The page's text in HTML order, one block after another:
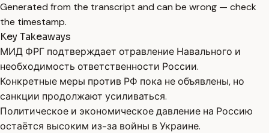
Generated from the transcript and can be wrong — check
the timestamp.
Key Takeaways
МИД ФРГ подтверждает отравление Навального и
необходимость ответственности России.
Конкретные меры против РФ пока не объявлены, но
санкции продолжают усиливаться.
Политическое и экономическое давление на Россию
остаётся высоким из-за войны в Украине.